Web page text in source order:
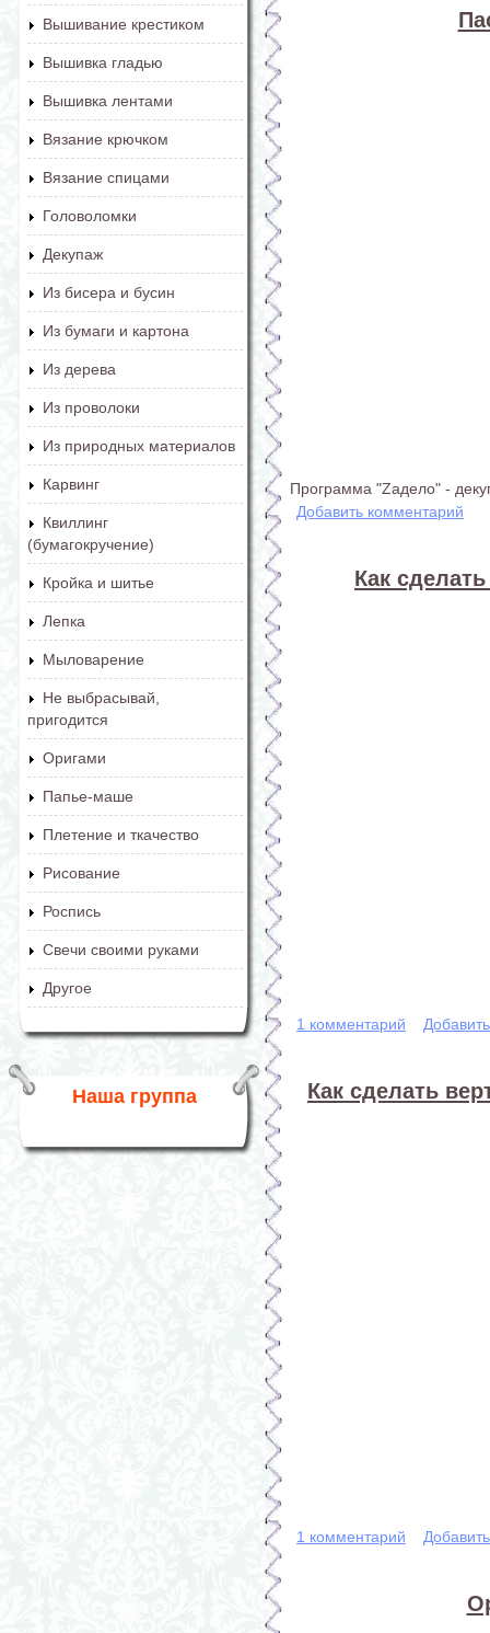
Вышивание крестиком
Вышивка гладью
Вышивка лентами
Вязание крючком
Вязание спицами
Головоломки
Декупаж
Из бисера и бусин
Из бумаги и картона
Из дерева
Из проволоки
Из природных материалов
Карвинг
Квиллинг
(бумагокручение)
Кройка и шитье
Лепка
Мыловарение
Не выбрасывай,
пригодится
Оригами
Папье-маше
Плетение и ткачество
Рисование
Роспись
Свечи своими руками
Другое
Наша группа
Программа "Zaдело" -
Добавить комментарий
Как
1 комментарий
Как сделать
1 комментарий